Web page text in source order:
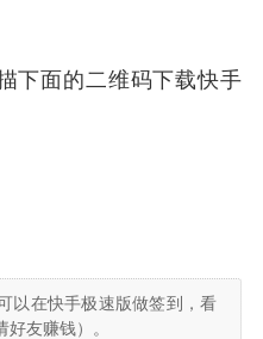
下面的二维码下载快手
以在快手极速版做签到，看
友赚钱）。